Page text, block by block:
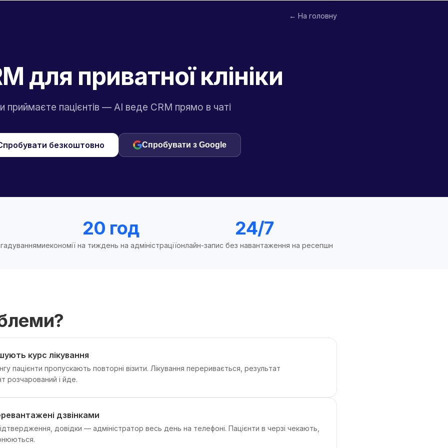
← На головну
для приватної клініки
приймаєте пацієнтів — AI веде CRM прямо в чаті
безкоштовно Спробувати з Google
20 год
економії на тиждень на адміністрації
24/7
онлайн-запис без навантаження на ресепшн
курс лікування
пацієнти пропускають повторні візити. Лікування переривається, результат
розчарований і йде.
дзвінками
довідки — адміністратор весь день на телефоні. Пацієнти в черзі чекають,